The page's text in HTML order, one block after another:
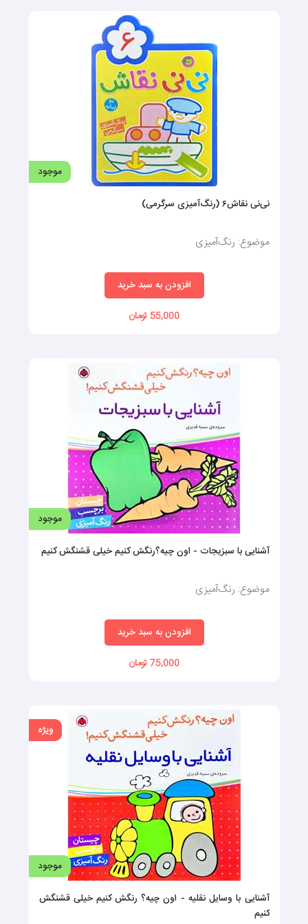
این کتاب‌ها اغلب در صفحات کم و ارزان تهیه و روانه بازار می‌شود.
قیمت این کتاب‌ها با توجه به جنس و کیفیت کاغذ، تعداد صفحات و
موضوعات مختلف متفاوت می‌باشد.
موجود
نی‌نی نقاش۶ (رنگ‌آمیزی سرگرمی)
موضوع: رنگ‌آمیزی
افزودن به سبد خرید
55,000 تومان
موجود
آشنایی با سبزیجات - اون چیه؟رنگش کنیم خیلی قشنگش کنیم
موضوع: رنگ‌آمیزی
افزودن به سبد خرید
75,000 تومان
موجود
ویژه
آشنایی با وسایل نقلیه - اون چیه؟ رنگش کنیم خیلی قشنگش
کنیم